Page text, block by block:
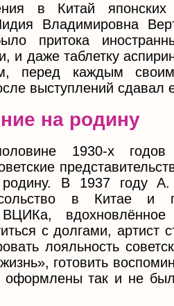
в Китай
Владимировна
притока
и даже таблетку
перед каждым
выступлений сдавал
на родину
1930-х годов
В 1937 году А.
в Китае и
вдохновлённое
с долгами, артист
лояльность
готовить
так и не